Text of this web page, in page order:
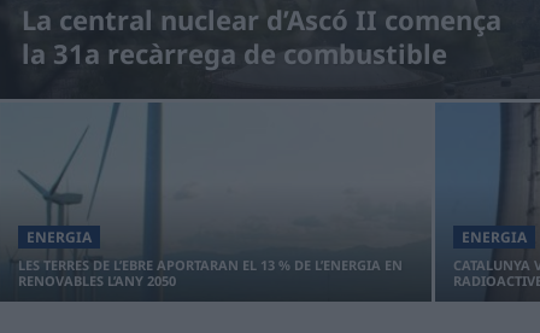
La central nuclear d’Ascó II comença
la 31a recàrrega de combustible
ENERGIA
LES TERRES DE L’EBRE APORTARAN EL 13 % DE L’ENERGIA EN
RENOVABLES L’ANY 2050
ENERGIA
CATALUNYA